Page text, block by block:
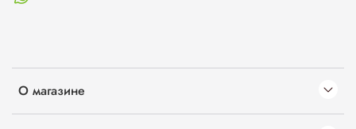
О магазине